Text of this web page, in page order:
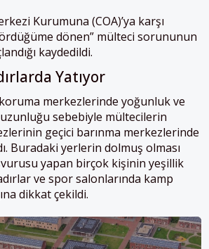
Kurumuna (COA)’ya karşı
dönen” mülteci sorununun
kaydedildi.
Yatıyor
koruma merkezlerinde yoğunluk ve
sebebiyle mültecilerin
geçici barınma merkezlerinde
Buradaki yerlerin dolmuş olması
yapan birçok kişinin yeşillik
ve spor salonlarında kamp
dikkat çekildi.